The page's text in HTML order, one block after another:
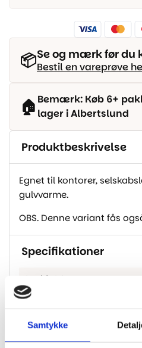
Samtykke
📦Se og mærk før du
Bestil en vareprøve
🏠 Bemærk: Køb 6+
lager i Albertslund
Produktbeskrivelse
Egnet til kontorer,
gulvvarme.
OBS. Denne variant fås
Specifikationer
Bredde I Cm
Bagside
Farve